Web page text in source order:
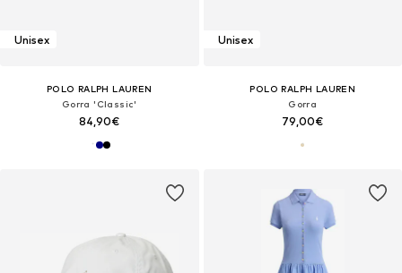
Unisex
POLO RALPH LAUREN
Gorra 'Classic'
84,90€
Unisex
POLO RALPH LAUREN
Gorra
79,00€